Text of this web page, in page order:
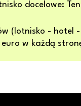
docelowe:
(lotnisko - hotel
euro w każdą